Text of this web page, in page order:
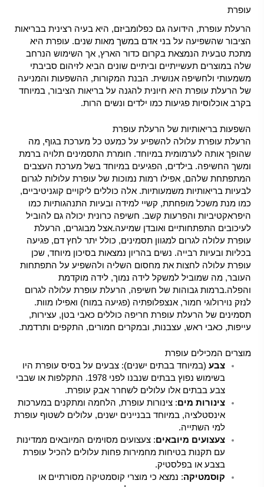
עופרת
הרעלת עופרת, הידועה גם כפלומביזם, היא בעיה רצינית בבריאות
הציבור שהשפיעה על בני אדם במשך מאות שנים. עופרת היא
מתכת טבעית הנמצאת בקרום כדור הארץ, אך השימוש הנרחב
שלה במוצרים תעשייתיים וביתיים שונים הביא לזיהום סביבתי
משמעותי ולחשיפה אנושית. הבנת המקורות, ההשפעות והמניעה
של הרעלת עופרת היא חיונית להגנה על בריאות הציבור, במיוחד
בקרב אוכלוסיות פגיעות כמו ילדים ונשים הרות.
השפעות בריאותיות של הרעלת עופרת
הרעלת עופרת עלולה להשפיע על כמעט כל מערכת בגוף, מה
שהופך אותה לערמומית במיוחד. חומרת התסמינים תלויה ברמת
ומשך החשיפה. בילדים, הפגיעים במיוחד בשל מערכת העצבים
המתפתחת שלהם, אפילו רמות נמוכות של עופרת עלולות לגרום
לבעיות בריאותיות משמעותיות. אלה כולליםליקויים קוגניטיביים,
כמו מנת משכל מופחתת, קשיי למידה ובעיות התנהגותיות כמו
היפראקטיביות והפרעות קשב. חשיפה כרונית יכולה גם להוביל
לעיכובים התפתחותיים ואובדן שמיעה.אצל מבוגרים, הרעלת
עופרת עלולה לגרום למגוון תסמינים, כולל יתר לחץ דם, פגיעה
בכליות ובעיות רבייה. נשים בהריון נמצאות בסיכון מיוחד, שכן
עופרת עלולה לחצות את מחסום השליה ולהשפיע על התפתחות
העובר, מה שמוביל למשקל לידה נמוך, לידה מוקדמת
והפלה.ברמות גבוהות של חשיפה, הרעלת עופרת עלולה לגרום
לנזק נוירולוגי חמור, אנצפלופתיה (פגיעה במוח) ואפילו מוות.
תסמינים של הרעלת עופרת חריפה כוללים כאבי בטן, עצירות,
עייפות, כאבי ראש, עצבנות, ובמקרים חמורים, התקפים ותרדמת.
מוצרים המכילים עופרת
צבע (במיוחד בבתים ישנים): צבעים על בסיס עופרת היו
בשימוש נפוץ בבתים שנבנו לפני 1978. התקלפות או שבבי
צבע בבתים אלו עלולים לשחרר אבק עופרת.
צינורות מים: צינורות עופרת, הלחמה ומתקנים במערכות
אינסטלציה, במיוחד בבניינים ישנים, עלולים לשטוף עופרת
למי השתייה.
צעצועים מיובאים: צעצועים מסוימים המיובאים ממדינות
עם תקנות בטיחות מחמירות פחות עלולים להכיל עופרת
בצבע או בפלסטיק.
קוסמטיקה: נמצא כי מוצרי קוסמטיקה מסורתיים או